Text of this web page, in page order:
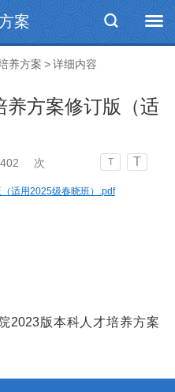
案
养方案 >详细内容
养方案修订版（适
402 次 T T
适用2025级春晓班）.pdf
2023版本科人才培养方案